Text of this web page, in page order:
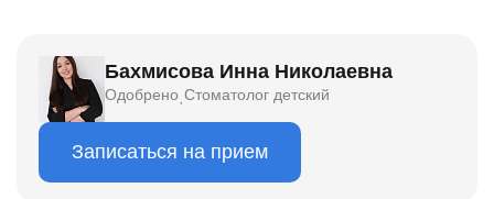
Бахмисова Инна Николаевна
Одобрено·Стоматолог детский
Записаться на прием